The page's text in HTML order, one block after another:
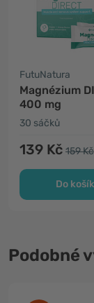
FutuNatura
Magnézium
400 mg
30 sáčků
139 Kč 159 Kč
Do
Podobné